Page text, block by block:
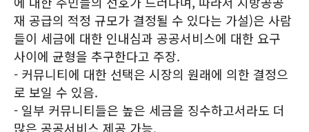
재 공급의 적정 규모가 결정될 수 있다는 가설)은 사람
들이 세금에 대한 인내심과 공공서비스에 대한 요구
사이에 균형을 추구한다고 주장.
- 커뮤니티에 대한 선택은 시장의 원래에 의한 결정으
로 보일 수 있음.
- 일부 커뮤니티들은 높은 세금을 징수하고서라도 더
많은 공공서비스 제공 가능.